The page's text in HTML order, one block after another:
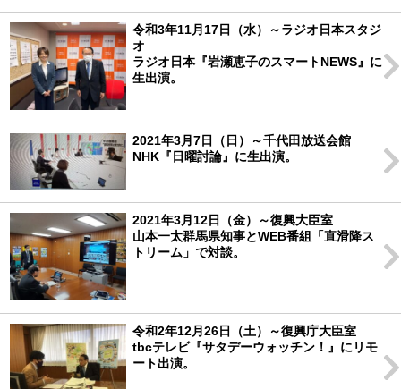
令和3年11月17日（水）～ラジオ日本スタジ
オ
ラジオ日本『岩瀬恵子のスマートNEWS』に
生出演。
2021年3月7日（日）～千代田放送会館
NHK『日曜討論』に生出演。
2021年3月12日（金）～復興大臣室
山本一太群馬県知事とWEB番組「直滑降ス
トリーム」で対談。
令和2年12月26日（土）～復興庁大臣室
tbcテレビ『サタデーウォッチン！』にリモ
ート出演。